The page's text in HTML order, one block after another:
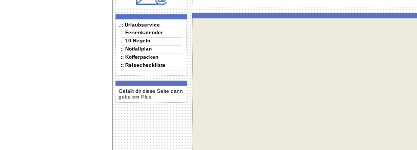
.:: Urlaubservice
:: Ferienkalender
:: 10 Regeln
:: Notfallplan
:: Kofferpacken
:: Reisecheckliste
Gefällt dir diese Seite dann
gebe ein Plus!